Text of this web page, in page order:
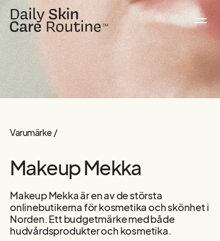
Varumärke /
Makeup Mekka
Makeup Mekka är en av de största
onlinebutikerna för kosmetika och skönhet i
Norden. Ett budgetmärke med både
hudvårdsprodukter och kosmetika.